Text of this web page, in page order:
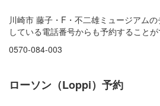
川崎市 藤子・F・不二雄ミュージアム
している電話番号からも予約することが
0570-084-003
ローソン（Loppi）予約